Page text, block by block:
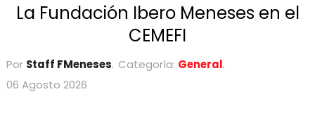
La Fundación Ibero Meneses en el
CEMEFI
Por Staff FMeneses Categoría: General
06 Agosto 2026